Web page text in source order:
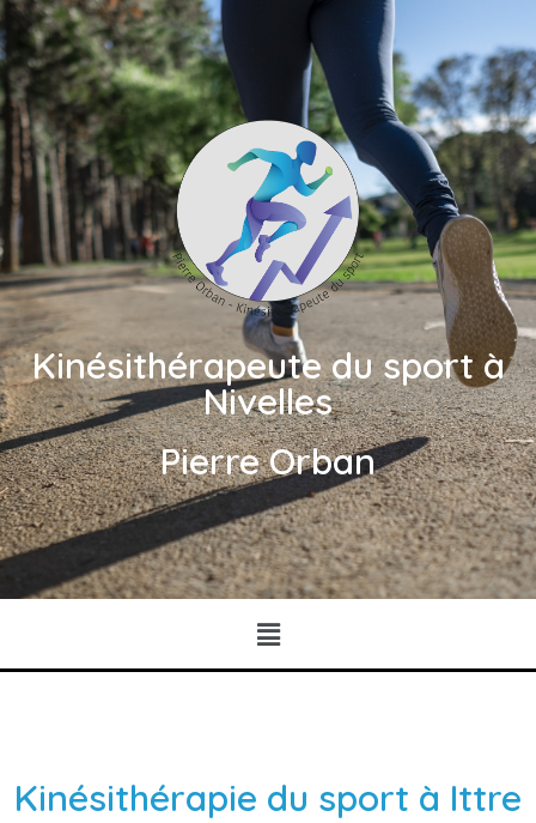
Kinésithérapeute du sport à
Nivelles
Pierre Orban
Kinésithérapie du sport à Ittre